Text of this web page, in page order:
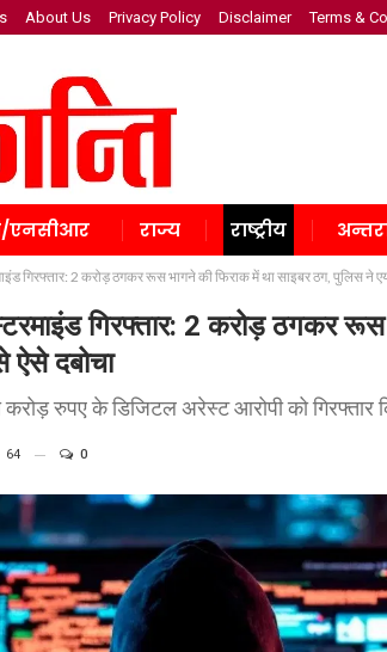
About Us Privacy Policy Disclaimer Terms &
एनसीआर राज्य राष्ट्रीय
गिरफ्तार: 2 करोड़ ठगकर रूस भागने की फिराक में था साइबर ठग, पुलिस ने
गिरफ्तार: 2 करोड़ ठगकर
ऐसे दबोचा
करोड़ रुपए के डिजिटल अरेस्ट आरोपी को गिरफ्तार
64 0